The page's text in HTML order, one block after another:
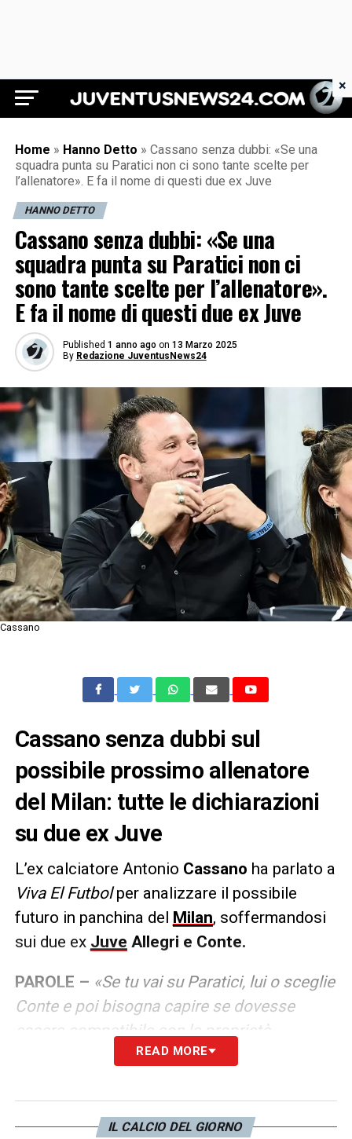
Juventus News 24
Home » Hanno Detto » Cassano senza dubbi: «Se una
squadra punta su Paratici non ci sono tante scelte per
l’allenatore». E fa il nome di questi due ex Juve
HANNO DETTO
Cassano senza dubbi: «Se una
squadra punta su Paratici non ci
sono tante scelte per l’allenatore».
E fa il nome di questi due ex Juve
Published 1 anno ago on 13 Marzo 2025
By Redazione JuventusNews24
Cassano
Cassano senza dubbi sul
possibile prossimo allenatore
del Milan: tutte le dichiarazioni
su due ex Juve
L’ex calciatore Antonio Cassano ha parlato a
Viva El Futbolper analizzare il possibile
futuro in panchina del Milan, soffermandosi
sui due ex Juve Allegri e Conte.
PAROLE – «Se tu vai su Paratici, lui o sceglie
Conte e poi bisogna capire se dovesse
essere compatibile con la proprietà
americana, oppure vanno su Allegri che è
scelte, uno tra Allegri o Conte, fine. Poi se ne
leggono tante sui giornali, magari alcune
READ MORE
IL CALCIO DEL GIORNO
×